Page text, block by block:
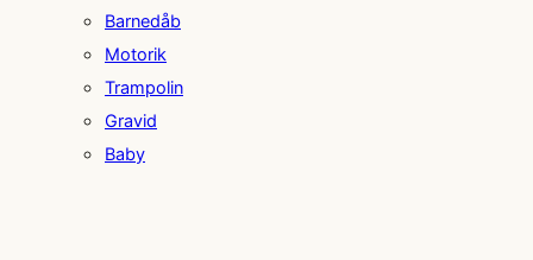
Barnedåb
Motorik
Trampolin
Gravid
Baby